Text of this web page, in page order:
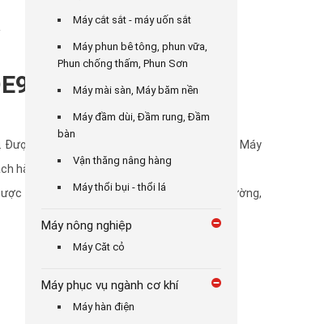
Siêu Cách
Được khẳng định trên thị trường nhiều năm. Máy
hàng tin dùng.
thiết kế chắc chắn, thân thiện với môi trường,
Máy cắt sắt - máy uốn sắt
Máy phun bê tông, phun vữa,
Phun chống thấm, Phun Sơn
Máy mài sàn, Máy băm nền
Máy đầm dùi, Đầm rung, Đầm
bàn
Vận thăng nâng hàng
Máy thổi bụi - thổi lá
Máy nông nghiệp
Máy Căt cỏ
Máy phục vụ ngành cơ khí
Máy hàn điện